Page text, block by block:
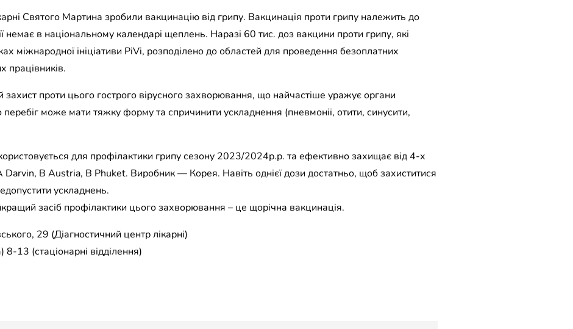
Святого Мартина зробили вакцинацію від грипу. Вакцинація проти грипу належить до
немає в національному календарі щеплень. Наразі 60 тис. доз вакцини проти грипу, які
міжнародної ініціативи PiVi, розподілено до областей для проведення безоплатних
працівників.
проти цього гострого вірусного захворювання, що найчастіше уражує органи
може мати тяжку форму та спричинити ускладнення (пневмонії, отити, синусити,
для профілактики грипу сезону 2023/2024р.р. та ефективно захищає від 4-х
Darvin, B Austria, B Phuket. Виробник — Корея. Навіть однієї дози достатньо, щоб захиститися
ускладнень.
засіб профілактики цього захворювання – це щорічна вакцинація.
29 (Діагностичний центр лікарні)
13 (стаціонарні відділення)